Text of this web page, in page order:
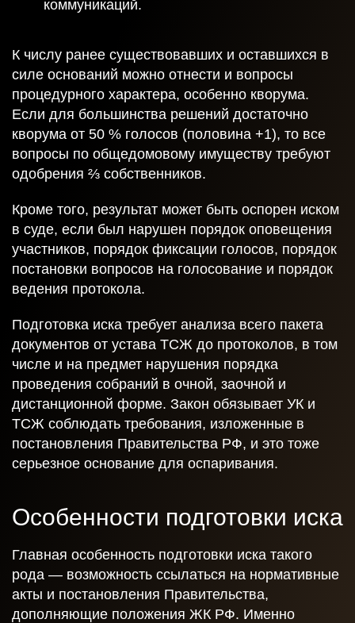
коммуникаций.
К числу ранее существовавших и оставшихся в
силе оснований можно отнести и вопросы
процедурного характера, особенно кворума.
Если для большинства решений достаточно
кворума от 50 % голосов (половина +1), то все
вопросы по общедомовому имуществу требуют
одобрения ⅔ собственников.
Кроме того, результат может быть оспорен иском
в суде, если был нарушен порядок оповещения
участников, порядок фиксации голосов, порядок
постановки вопросов на голосование и порядок
ведения протокола.
Подготовка иска требует анализа всего пакета
документов от устава ТСЖ до протоколов, в том
числе и на предмет нарушения порядка
проведения собраний в очной, заочной и
дистанционной форме. Закон обязывает УК и
ТСЖ соблюдать требования, изложенные в
постановления Правительства РФ, и это тоже
серьезное основание для оспаривания.
Особенности подготовки иска
Главная особенность подготовки иска такого
рода — возможность ссылаться на нормативные
акты и постановления Правительства,
дополняющие положения ЖК РФ. Именно
консультацию
Даю согласие на обработку персональных данных
Отправить
Ваша заявка отправлена и в ближайшее время
будет рассмотрена.